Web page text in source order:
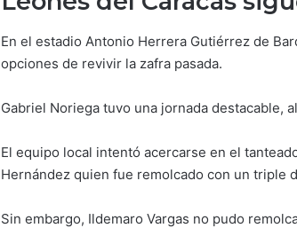
En el estadio Antonio Herrera Gutiérrez de
opciones de revivir la zafra pasada.
Gabriel Noriega tuvo una jornada destacable,
El equipo local intentó acercarse en el
Hernández quien fue remolcado con un triple
Sin embargo, Ildemaro Vargas no pudo